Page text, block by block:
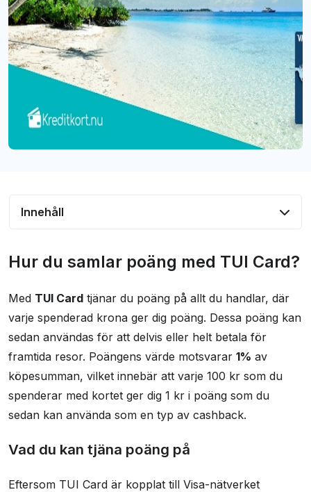
Innehåll
Använd dina poäng för att underlätta resor
Giltighet och villkor för poäng
Vanliga frågor och svar
Hur du samlar poäng med TUI Card?
Med TUI Card tjänar du poäng på allt du handlar, där
varje spenderad krona ger dig poäng. Dessa poäng kan
sedan användas för att delvis eller helt betala för
framtida resor. Poängens värde motsvarar 1% av
köpesumman, vilket innebär att varje 100 kr som du
spenderar med kortet ger dig 1 kr i poäng som du
sedan kan använda som en typ av cashback.
Vad du kan tjäna poäng på
Eftersom TUI Card är kopplat till Visa-nätverket